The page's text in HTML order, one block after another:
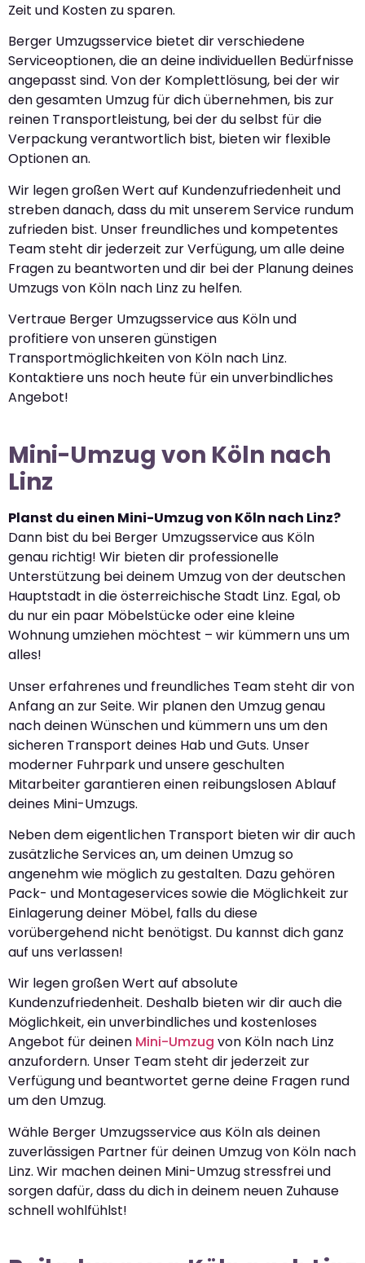
Zeit und Kosten zu sparen.
Berger Umzugsservice bietet dir verschiedene
Serviceoptionen, die an deine individuellen Bedürfnisse
angepasst sind. Von der Komplettlösung, bei der wir
den gesamten Umzug für dich übernehmen, bis zur
reinen Transportleistung, bei der du selbst für die
Verpackung verantwortlich bist, bieten wir flexible
Optionen an.
Wir legen großen Wert auf Kundenzufriedenheit und
streben danach, dass du mit unserem Service rundum
zufrieden bist. Unser freundliches und kompetentes
Team steht dir jederzeit zur Verfügung, um alle deine
Fragen zu beantworten und dir bei der Planung deines
Umzugs von Köln nach Linz zu helfen.
Vertraue Berger Umzugsservice aus Köln und
profitiere von unseren günstigen
Transportmöglichkeiten von Köln nach Linz.
Kontaktiere uns noch heute für ein unverbindliches
Angebot!
Mini-Umzug von Köln nach
Linz
Planst du einen Mini-Umzug von Köln nach Linz?
Dann bist du bei Berger Umzugsservice aus Köln
genau richtig! Wir bieten dir professionelle
Unterstützung bei deinem Umzug von der deutschen
Hauptstadt in die österreichische Stadt Linz. Egal, ob
du nur ein paar Möbelstücke oder eine kleine
Wohnung umziehen möchtest – wir kümmern uns um
alles!
Unser erfahrenes und freundliches Team steht dir von
Anfang an zur Seite. Wir planen den Umzug genau
nach deinen Wünschen und kümmern uns um den
sicheren Transport deines Hab und Guts. Unser
moderner Fuhrpark und unsere geschulten
Mitarbeiter garantieren einen reibungslosen Ablauf
deines Mini-Umzugs.
Neben dem eigentlichen Transport bieten wir dir auch
zusätzliche Services an, um deinen Umzug so
angenehm wie möglich zu gestalten. Dazu gehören
Pack- und Montageservices sowie die Möglichkeit zur
Einlagerung deiner Möbel, falls du diese
vorübergehend nicht benötigst. Du kannst dich ganz
auf uns verlassen!
Wir legen großen Wert auf absolute
Kundenzufriedenheit. Deshalb bieten wir dir auch die
Möglichkeit, ein unverbindliches und kostenloses
Angebot für deinen Mini-Umzug von Köln nach Linz
anzufordern. Unser Team steht dir jederzeit zur
Verfügung und beantwortet gerne deine Fragen rund
um den Umzug.
Wähle Berger Umzugsservice aus Köln als deinen
zuverlässigen Partner für deinen Umzug von Köln nach
Linz. Wir machen deinen Mini-Umzug stressfrei und
sorgen dafür, dass du dich in deinem neuen Zuhause
schnell wohlfühlst!